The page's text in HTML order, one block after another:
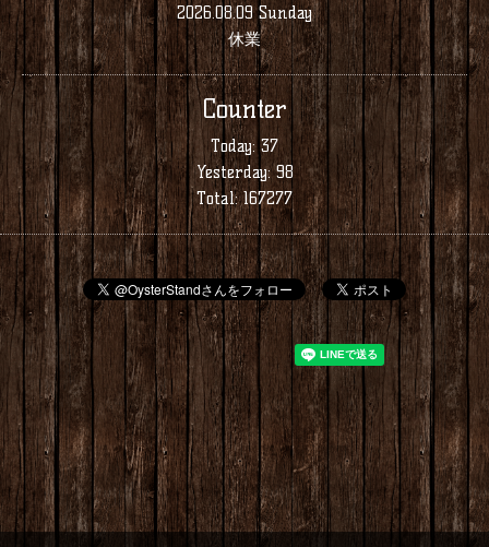
2026.08.09 Sunday
休業
Counter
Today: 37
Yesterday:98
Total:167277